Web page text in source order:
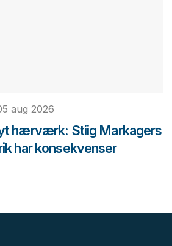
aug 2026
hærværk: Stiig Markagers
har konsekvenser